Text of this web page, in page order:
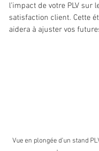
l’impact de votre PLV sur
satisfaction client. Cette
aidera à ajuster vos
Vue en plongée d’un stand